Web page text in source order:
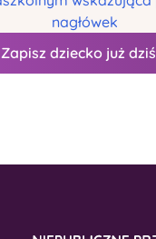
Zapisz dziecko już dziś